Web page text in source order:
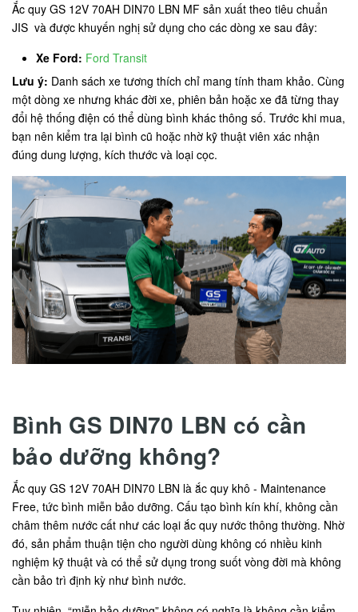
Ắc quy GS 12V 70AH DIN70 LBN MF sản xuất theo tiêu chuẩn
JIS và được khuyến nghị sử dụng cho các dòng xe sau đây:
Xe Ford: Ford Transit
Lưu ý: Danh sách xe tương thích chỉ mang tính tham khảo. Cùng
một dòng xe nhưng khác đời xe, phiên bản hoặc xe đã từng thay
đổi hệ thống điện có thể dùng bình khác thông số. Trước khi mua,
bạn nên kiểm tra lại bình cũ hoặc nhờ kỹ thuật viên xác nhận
đúng dung lượng, kích thước và loại cọc.
Bình GS DIN70 LBN có cần
bảo dưỡng không?
Ắc quy GS 12V 70AH DIN70 LBN là ắc quy khô - Maintenance
Free, tức bình miễn bảo dưỡng. Cấu tạo bình kín khí, không cần
châm thêm nước cất như các loại ắc quy nước thông thường. Nhờ
đó, sản phẩm thuận tiện cho người dùng không có nhiều kinh
nghiệm kỹ thuật và có thể sử dụng trong suốt vòng đời mà không
cần bảo trì định kỳ như bình nước.